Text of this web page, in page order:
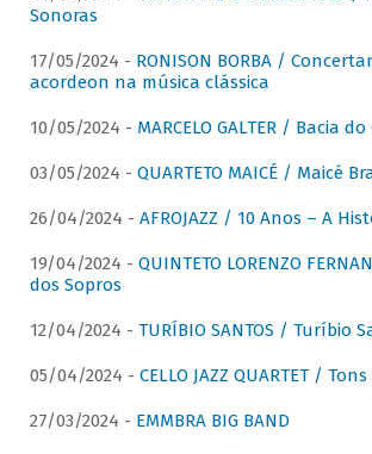
Sonoras
17/05/2024 - RONISON BORBA /
acordeon na música clássica
10/05/2024 - MARCELO GALTER / Bacia
03/05/2024 - QUARTETO MAICÉ / Maicé
26/04/2024 - AFROJAZZ / 10 Anos – A
19/04/2024 - QUINTETO LORENZO
dos Sopros
12/04/2024 - TURÍBIO SANTOS / Turíbio
05/04/2024 - CELLO JAZZ QUARTET /
27/03/2024 - EMMBRA BIG BAND